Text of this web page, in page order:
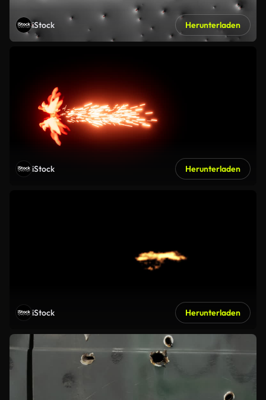
iStock Herunterladen
iStock Herunterladen
iStock Herunterladen